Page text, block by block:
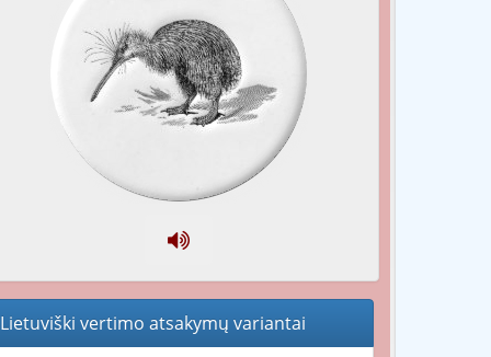
Lietuviški vertimo atsakymų variantai